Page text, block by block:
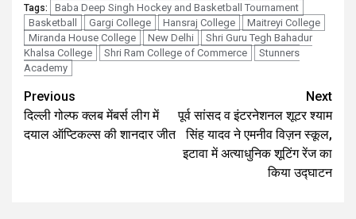
Tags:
Baba Deep Singh Hockey and Basketball Tournament
Basketball
Gargi College Hansraj College
Maitreyi College
Miranda House College
New Delhi
Shri Guru Tegh Bahadur
Khalsa College
Shri Ram College of Commerce
Stunners
Academy
Continue
Reading
Previous
दिल्ली गोल्फ क्लब मेंबर्स लीग में
दयाल ऑप्टिकल्स की शानदार जीत
Next
पूर्व सांसद व इंटरनेशनल शूटर श्याम
सिंह यादव ने एमनीव विज़न स्कूल,
इटावा में अत्याधुनिक शूटिंग रेंज का
किया उद्घाटन